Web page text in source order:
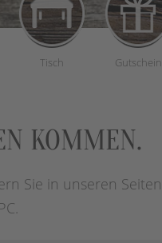
Gutschein
Tisch
KOMMEN.
Sie in unseren Seiten